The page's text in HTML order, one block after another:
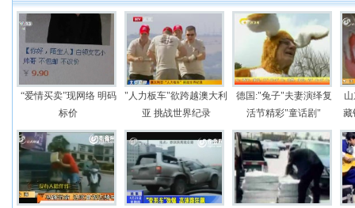
“爱情买卖”现网络 明码
标价
"人力板车"欲跨越澳大利
亚 挑战世界纪录
德国:"兔子"夫妻演绎复
活节精彩"童话剧"
藏